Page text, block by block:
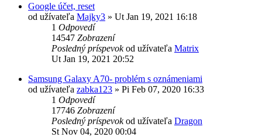
Google účet, reset
od užívateľa Majky3 » Ut Jan 19, 2021 16:18
1 Odpovedí
14547 Zobrazení
Posledný príspevokod užívateľa Matrix
Ut Jan 19, 2021 20:52
Samsung Galaxy A70- problém s oznámeniami
od užívateľa zabka123 » Pi Feb 07, 2020 16:33
1 Odpovedí
17746 Zobrazení
Posledný príspevokod užívateľa Dragon
St Nov 04, 2020 00:04